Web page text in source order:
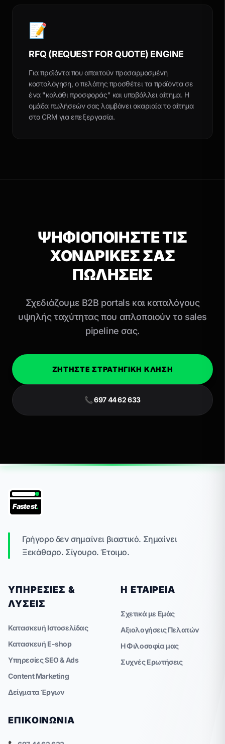
📝
RFQ (REQUEST FOR QUOTE) ENGINE
Για προϊόντα που απαιτούν προσαρμοσμένη
κοστολόγηση, ο πελάτης προσθέτει τα προϊόντα σε
ένα "καλάθι προσφοράς" και υποβάλλει αίτημα. Η
ομάδα πωλήσεών σας λαμβάνει ακαριαία το αίτημα
στο CRM για επεξεργασία.
ΨΗΦΙΟΠΟΙΗΣΤΕ ΤΙΣ
ΧΟΝΔΡΙΚΕΣ ΣΑΣ
ΠΩΛΗΣΕΙΣ
Σχεδιάζουμε B2B portals και καταλόγους
υψηλής ταχύτητας που απλοποιούν το sales
pipeline σας.
ΖΗΤΗΣΤΕ ΣΤΡΑΤΗΓΙΚΗ ΚΛΗΣΗ
📞 697 44 62 633
Fastest.
Γρήγορο δεν σημαίνει βιαστικό. Σημαίνει
Ξεκάθαρο. Σίγουρο. Έτοιμο.
ΥΠΗΡΕΣΊΕΣ &
ΛΎΣΕΙΣ
Κατασκευή Ιστοσελίδας
Κατασκευή E-shop
Υπηρεσίες SEO & Ads
Content Marketing
Δείγματα Έργων
Η ΕΤΑΙΡΕΊΑ
Σχετικά με Εμάς
Αξιολογήσεις Πελατών
Η Φιλοσοφία μας
Συχνές Ερωτήσεις
ΕΠΙΚΟΙΝΩΝΊΑ